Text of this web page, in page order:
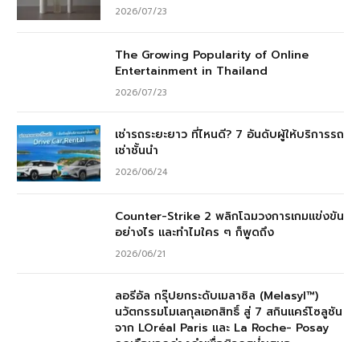
2026/07/23
The Growing Popularity of Online
Entertainment in Thailand
2026/07/23
เช่ารถระยะยาว ที่ไหนดี? 7 อันดับผู้ให้บริการรถ
เช่าชั้นนำ
2026/06/24
Counter-Strike 2 พลิกโฉมวงการเกมแข่งขัน
อย่างไร และทำไมใคร ๆ ก็พูดถึง
2026/06/21
ลอรีอัล กรุ๊ปยกระดับเมลาซิล (Melasyl™)
นวัตกรรมโมเลกุลเอกสิทธิ์ สู่ 7 สกินแคร์โซลูชัน
จาก LOréal Paris และ La Roche- Posay